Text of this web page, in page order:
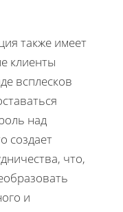
также имеет
клиенты
всплесков
над
создает
что,
и